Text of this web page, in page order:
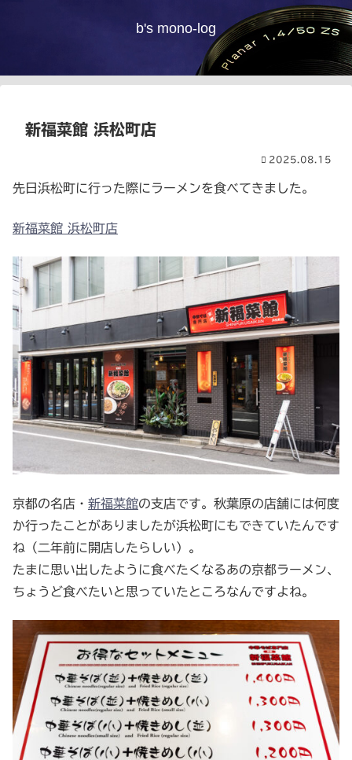
b's mono-log
新福菜館 浜松町店
2025.08.15
先日浜松町に行った際にラーメンを食べてきました。
新福菜館 浜松町店
京都の名店・ 新福菜館の支店です。秋葉原の店舗には何度
か行ったことがありましたが浜松町にもできていたんです
ね（二年前に開店したらしい）。
たまに思い出したように食べたくなるあの京都ラーメン、
ちょうど食べたいと思っていたところなんですよね。